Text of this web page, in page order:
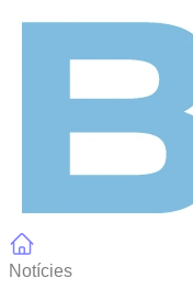
Notícies